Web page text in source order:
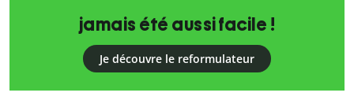
jamais été aussi facile !
Je découvre le reformulateur